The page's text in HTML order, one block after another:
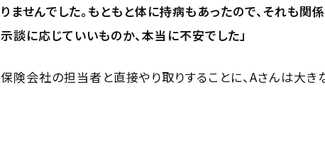
りませんでした。もともと体に持病もあったので、それも
示談に応じていいものか、本当に不安でした」
保険会社の担当者と直接やり取りすることに、Aさんは大き